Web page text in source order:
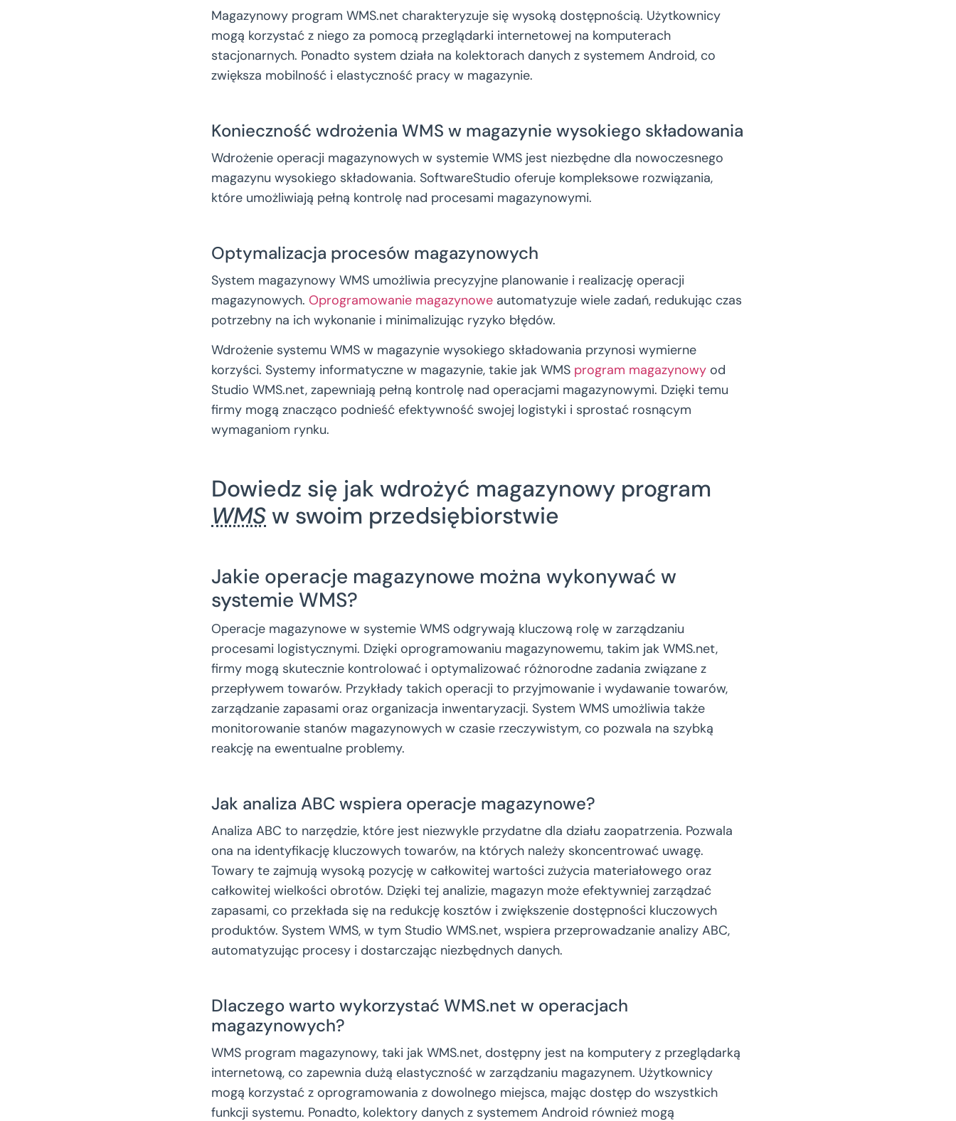
Magazynowy program WMS.net charakteryzuje się wysoką dostępnością. Użytkownicy
mogą korzystać z niego za pomocą przeglądarki internetowej na komputerach
stacjonarnych. Ponadto system działa na kolektorach danych z systemem Android, co
zwiększa mobilność i elastyczność pracy w magazynie.
Konieczność wdrożenia WMS w magazynie wysokiego składowania
Wdrożenie operacji magazynowych w systemie WMS jest niezbędne dla nowoczesnego
magazynu wysokiego składowania. SoftwareStudio oferuje kompleksowe rozwiązania,
które umożliwiają pełną kontrolę nad procesami magazynowymi.
Optymalizacja procesów magazynowych
System magazynowy WMS umożliwia precyzyjne planowanie i realizację operacji
magazynowych. Oprogramowanie magazynowe automatyzuje wiele zadań, redukując czas
potrzebny na ich wykonanie i minimalizując ryzyko błędów.
Wdrożenie systemu WMS w magazynie wysokiego składowania przynosi wymierne
korzyści. Systemy informatyczne w magazynie, takie jak WMS program magazynowy od
Studio WMS.net, zapewniają pełną kontrolę nad operacjami magazynowymi. Dzięki temu
firmy mogą znacząco podnieść efektywność swojej logistyki i sprostać rosnącym
wymaganiom rynku.
Dowiedz się jak wdrożyć magazynowy program
WMSw swoim przedsiębiorstwie
Jakie operacje magazynowe można wykonywać w
systemie WMS?
Operacje magazynowe w systemie WMS odgrywają kluczową rolę w zarządzaniu
procesami logistycznymi. Dzięki oprogramowaniu magazynowemu, takim jak WMS.net,
firmy mogą skutecznie kontrolować i optymalizować różnorodne zadania związane z
przepływem towarów. Przykłady takich operacji to przyjmowanie i wydawanie towarów,
zarządzanie zapasami oraz organizacja inwentaryzacji. System WMS umożliwia także
monitorowanie stanów magazynowych w czasie rzeczywistym, co pozwala na szybką
reakcję na ewentualne problemy.
Jak analiza ABC wspiera operacje magazynowe?
Analiza ABC to narzędzie, które jest niezwykle przydatne dla działu zaopatrzenia. Pozwala
ona na identyfikację kluczowych towarów, na których należy skoncentrować uwagę.
Towary te zajmują wysoką pozycję w całkowitej wartości zużycia materiałowego oraz
całkowitej wielkości obrotów. Dzięki tej analizie, magazyn może efektywniej zarządzać
zapasami, co przekłada się na redukcję kosztów i zwiększenie dostępności kluczowych
produktów. System WMS, w tym Studio WMS.net, wspiera przeprowadzanie analizy ABC,
automatyzując procesy i dostarczając niezbędnych danych.
Dlaczego warto wykorzystać WMS.net w operacjach
magazynowych?
WMS program magazynowy, taki jak WMS.net, dostępny jest na komputery z przeglądarką
internetową, co zapewnia dużą elastyczność w zarządzaniu magazynem. Użytkownicy
mogą korzystać z oprogramowania z dowolnego miejsca, mając dostęp do wszystkich
funkcji systemu. Ponadto, kolektory danych z systemem Android również mogą